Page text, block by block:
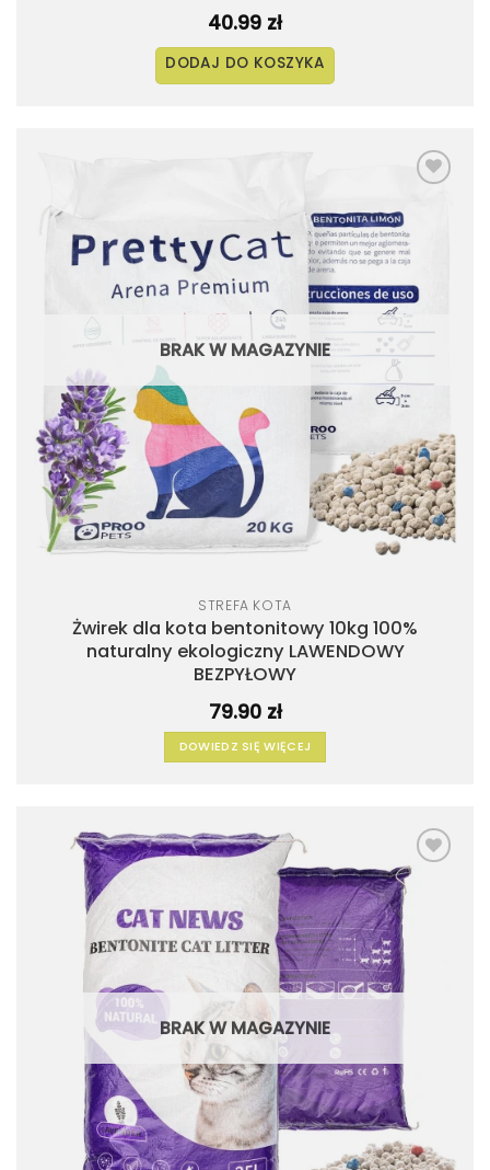
40.99 zł
DODAJ DO KOSZYKA
życzeń
BRAK W MAGAZYNIE
STREFA KOTA
Żwirek dla kota bentonitowy 10kg 100%
naturalny ekologiczny LAWENDOWY
BEZPYŁOWY
79.90 zł
DOWIEDZ SIĘ WIĘCEJ
Dodaj
BRAK W MAGAZYNIE